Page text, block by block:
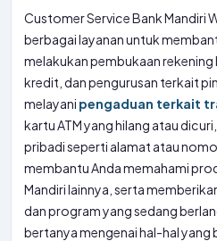
Customer Service Bank Mandiri
berbagai layanan untuk
melakukan pembukaan rekening
kredit, dan pengurusan terkait
melayani pengaduan terkait
kartu ATM yang hilang atau
pribadi seperti alamat atau
membantu Anda memahami
Mandiri lainnya, serta
dan program yang sedang
bertanya mengenai hal-hal yang